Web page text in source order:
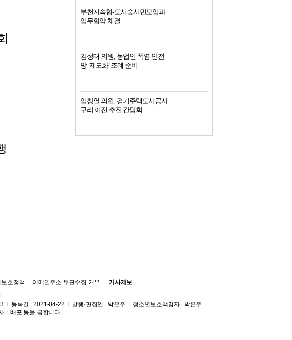
부천지속협-도시숲시민모임과
업무협약 체결
김성태 의원, 농업인 폭염 안전
망 ‘제도화’ 조례 준비
임창열 의원, 경기주택도시공사
구리 이전 추진 간담회
보호정책 이메일주소 무단수집 거부 기사제보
Ι 등록일 : 2021-04-22 Ι 발행·편집인 : 박은주 Ι 청소년보호책임자 : 박은주
ㆍ배포 등을 금합니다.